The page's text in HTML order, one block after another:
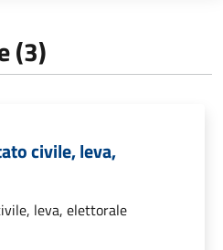
(3)
civile, leva,
leva, elettorale